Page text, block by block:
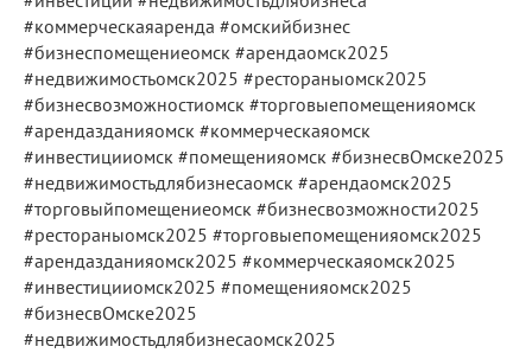
#коммерческаяаренда #омскийбизнес
#бизнеспомещениеомск #арендаомск2025
#недвижимостьомск2025 #рестораныомск2025
#бизнесвозможностиомск #торговыепомещенияомск
#арендазданияомск #коммерческаяомск
#инвестицииомск #помещенияомск #бизнесвОмске2025
#недвижимостьдлябизнесаомск #арендаомск2025
#торговыйпомещениеомск #бизнесвозможности2025
#рестораныомск2025 #торговыепомещенияомск2025
#арендазданияомск2025 #коммерческаяомск2025
#инвестицииомск2025 #помещенияомск2025
#бизнесвОмске2025
#недвижимостьдлябизнесаомск2025